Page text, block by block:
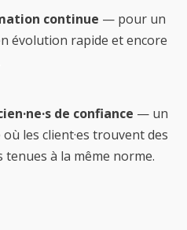
continue — pour un
évolution rapide et encore
de confiance — un
les client·es trouvent des
tenues à la même norme.